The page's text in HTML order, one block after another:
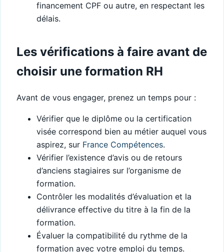
financement CPF ou autre, en respectant les
délais.
Les vérifications à faire avant de
choisir une formation RH
Avant de vous engager, prenez un temps pour :
Vérifier que le diplôme ou la certification
visée correspond bien au métier auquel vous
aspirez, sur France Compétences.
Vérifier l’existence d’avis ou de retours
d’anciens stagiaires sur l’organisme de
formation.
Contrôler les modalités d’évaluation et la
délivrance effective du titre à la fin de la
formation.
Évaluer la compatibilité du rythme de la
formation avec votre emploi du temps.